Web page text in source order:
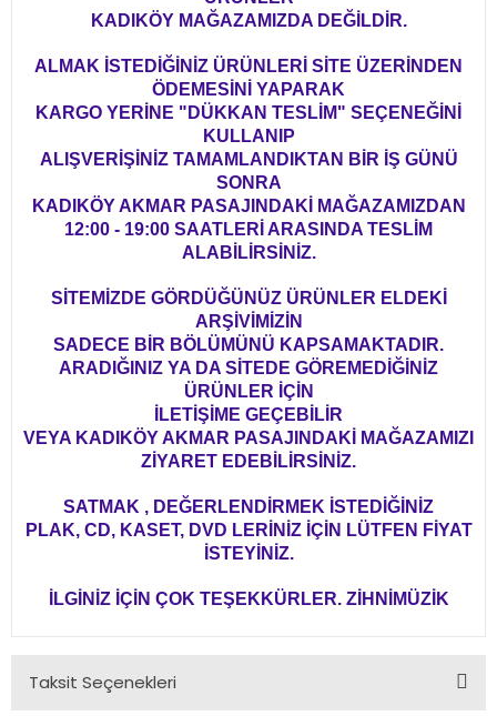
KADIKÖY MAĞAZAMIZDA DEĞİLDİR.
ALMAK İSTEDİĞİNİZ ÜRÜNLERİ SİTE ÜZERİNDEN
ÖDEMESİNİ YAPARAK
KARGO YERİNE "DÜKKAN TESLİM" SEÇENEĞİNİ
KULLANIP
ALIŞVERİŞİNİZ TAMAMLANDIKTAN BİR İŞ GÜNÜ
SONRA
KADIKÖY AKMAR PASAJINDAKİ MAĞAZAMIZDAN
12:00 - 19:00 SAATLERİ ARASINDA TESLİM
ALABİLİRSİNİZ.
SİTEMİZDE GÖRDÜĞÜNÜZ ÜRÜNLER ELDEKİ
ARŞİVİMİZİN
SADECE BİR BÖLÜMÜNÜ KAPSAMAKTADIR.
ARADIĞINIZ YA DA SİTEDE GÖREMEDİĞİNİZ
ÜRÜNLER İÇİN
İLETİŞİME GEÇEBİLİR
VEYA KADIKÖY AKMAR PASAJINDAKİ MAĞAZAMIZI
ZİYARET EDEBİLİRSİNİZ.
SATMAK , DEĞERLENDİRMEK İSTEDİĞİNİZ
PLAK, CD, KASET, DVD LERİNİZ İÇİN LÜTFEN FİYAT
İSTEYİNİZ.
İLGİNİZ İÇİN ÇOK TEŞEKKÜRLER. ZİHNİMÜZİK
Taksit Seçenekleri